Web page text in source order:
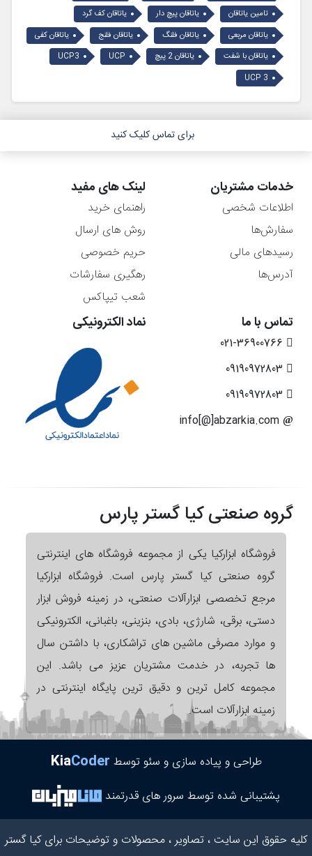
تامین یاتاقان
یاتاقان پیچ دار
یاتاقان کف گرد
یاتاقان مربعی
یاتاقان فلنگ یاتاقان فلنج
یاتاقان کفی
یاتاقان با شفت
یاتاقان 2 پیچ UCP
UCP3
UCP 3
برای تماس کلیک کنید
خدمات مشتریان
اطلاعات شخصی
سفارش‌ها
رسیدهای مالی
آدرس‌ها
لینک های مفید
راهنمای خرید
روش های ارسال
حریم خصوصی
رهگیری سفارشات
شعب تیپاکس
تماس با ما نماد الکترونیکی
گروه صنعتی کیا گستر پارس
فروشگاه ابزارکیا یکی از مجموعه فروشگاه های اینترنتی
گروه صنعتی کیا گستر پارس است. فروشگاه ابزارکیا
مرجع تخصصی ابزارآلات صنعتی، در زمینه فروش ابزار
دستی، برقی، شارژی، بادی، بنزینی، باغبانی، الکترونیکی
و موارد مصرفی ماشین های تراشکاری، با داشتن سال
ها تجربه، در خدمت مشتریان عزیز می باشد. این
مجموعه کامل ترین و دقیق ترین پایگاه اینترنتی در
زمینه ابزارآلات است.
طراحی و پیاده سازی و سئو توسط KiaCoder
پشتیبانی شده توسط سرور های قدرتمند
کلیه حقوق این سایت ، تصاویر ، محصولات و توضیحات برای کیا گستر